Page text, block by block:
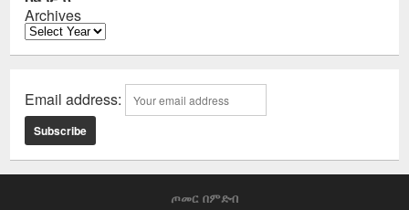
Archives
Email address:
ጦመር በምድብ